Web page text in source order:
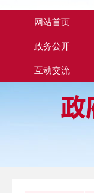
网站首页
政务公开
互动交流